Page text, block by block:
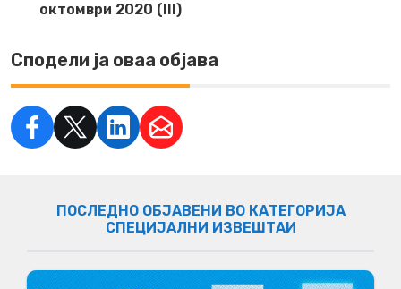
октомври 2020 (III)
Сподели ја оваа објава
ПОСЛЕДНО ОБЈАВЕНИ ВО КАТЕГОРИЈА
СПЕЦИЈАЛНИ ИЗВЕШТАИ